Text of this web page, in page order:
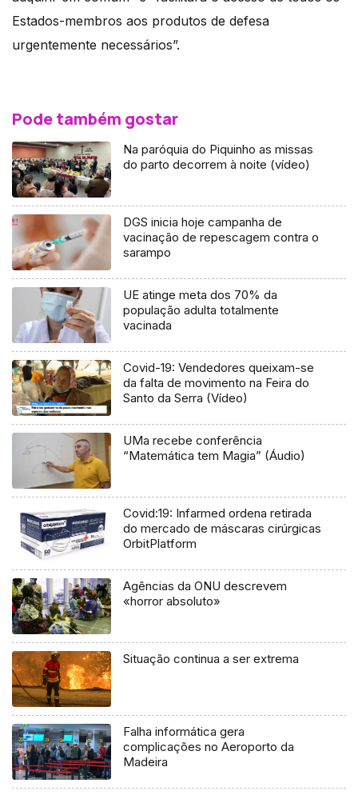
Estados-membros aos produtos de defesa
urgentemente necessários”.
Pode também gostar
Na paróquia do Piquinho as missas
do parto decorrem à noite (vídeo)
DGS inicia hoje campanha de
vacinação de repescagem contra o
sarampo
UE atinge meta dos 70% da
população adulta totalmente
vacinada
Covid-19: Vendedores queixam-se
da falta de movimento na Feira do
Santo da Serra (Vídeo)
UMa recebe conferência
“Matemática tem Magia” (Áudio)
Covid:19: Infarmed ordena retirada
do mercado de máscaras cirúrgicas
OrbitPlatform
Agências da ONU descrevem
«horror absoluto»
Situação continua a ser extrema
Falha informática gera
complicações no Aeroporto da
Madeira